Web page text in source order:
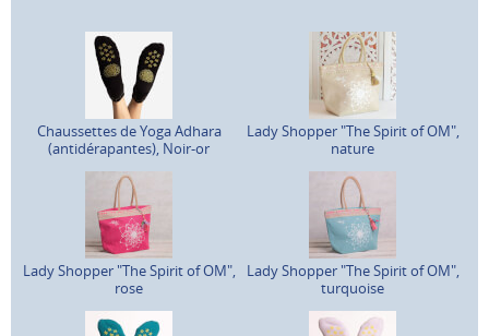
Chaussettes de Yoga Adhara
(antidérapantes), Noir-or
Lady Shopper "The Spirit of OM",
nature
Lady Shopper "The Spirit of OM",
rose
Lady Shopper "The Spirit of OM",
turquoise